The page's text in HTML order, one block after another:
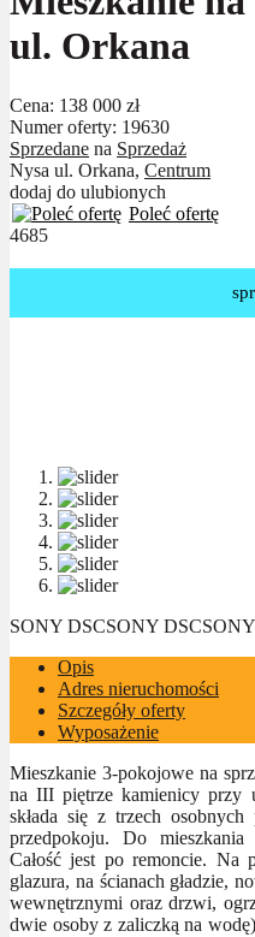
ul. Orkana
Cena: 138 000 zł
Numer oferty: 19630
Sprzedane na Sprzedaż
Nysa ul. Orkana, Centrum
dodaj do ulubionych
Poleć ofertę
4685
SONY DSCSONY DSC
Opis
Adres nieruchomości
Szczegóły oferty
Wyposażenie
Mieszkanie 3-pokojowe na
na III piętrze kamienicy przy
składa się z trzech
przedpokoju. Do
Całość jest po remoncie. Na
glazura, na ścianach gładzie,
wewnętrznymi oraz drzwi,
dwie osoby z zaliczką na